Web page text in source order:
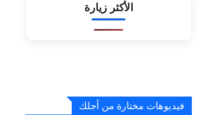
الأكثر زيارة
فيديوهات مختارة من أجلك